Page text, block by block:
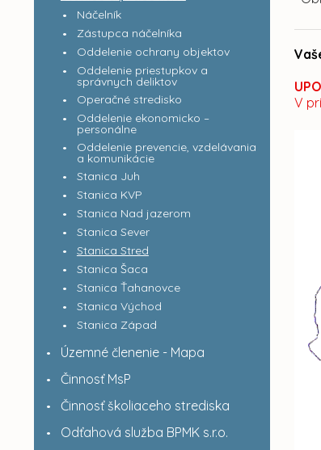
Náčelník
Zástupca náčelníka
Oddelenie ochrany objektov
Oddelenie priestupkov a
správnych deliktov
Operačné stredisko
Oddelenie ekonomicko –
personálne
Oddelenie prevencie, vzdelávania
a komunikácie
Stanica Juh
Stanica KVP
Stanica Nad jazerom
Stanica Sever
Stanica Stred
Stanica Šaca
Stanica Ťahanovce
Stanica Východ
Stanica Západ
Územné členenie - Mapa
Činnosť MsP
Činnosť školiaceho strediska
Odťahová služba BPMK s.r.o.
V